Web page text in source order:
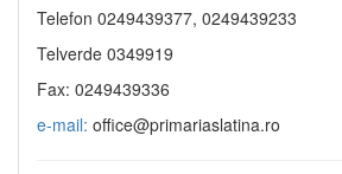
Telefon 0249439377, 0249439233
Telverde 0349919
Fax: 0249439336
e-mail: office@primariaslatina.ro